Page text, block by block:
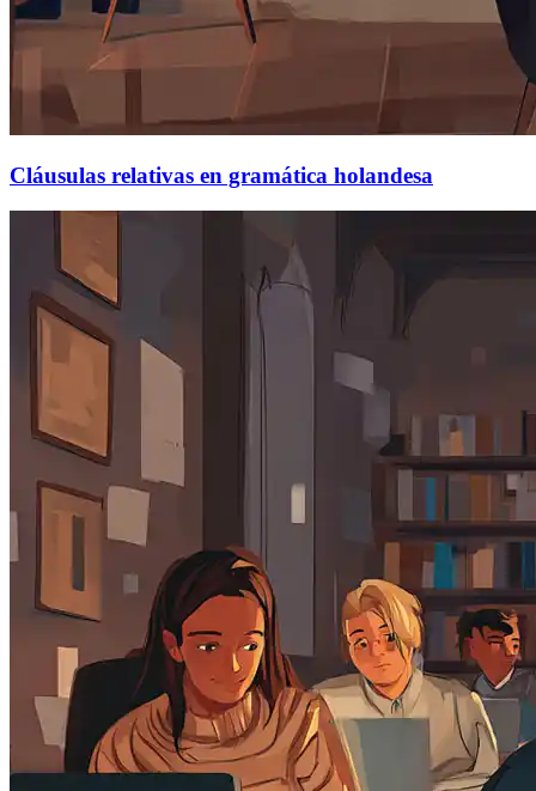
Cláusulas relativas en gramática holandesa